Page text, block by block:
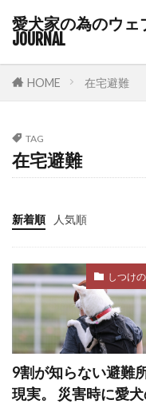
愛犬家の為のウェ
JOURNALコマンドトレーニ
コルチゾール
ゴミ箱
サイ
サークル配置
シャンプー
スキンケア
スケーリング
ストレス
ス
ストレスホルモン
ストレス管理
HOME 在宅避難
TAG
在宅避難
新着順 人気順
しつけ
9割が知らない避難
現実。 災害時に愛